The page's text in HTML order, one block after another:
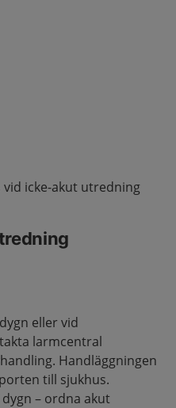
vid icke-akut utredning
eller vid
larmcentral
Handläggningen
till sjukhus.
– ordna akut